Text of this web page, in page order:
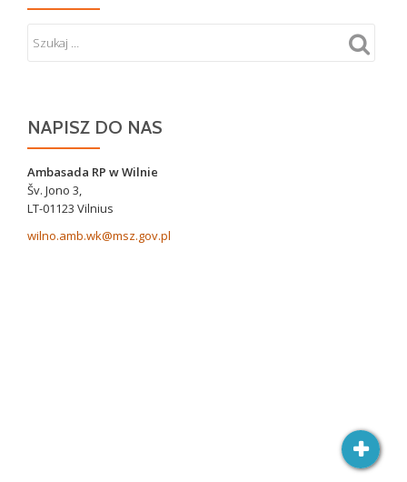
NAPISZ DO NAS
Ambasada RP w Wilnie
Šv. Jono 3,
LT-01123 Vilnius
wilno.amb.wk@msz.gov.pl